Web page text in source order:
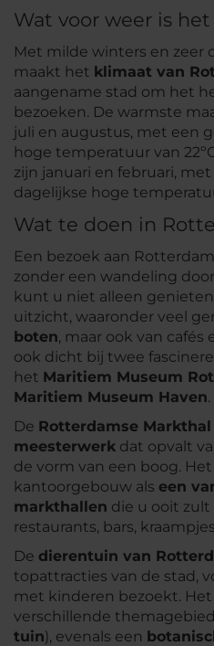
Wat voor weer is
Met milde winters en zeer
maakt het klimaat van
aangename stad om het
bezoeken. De warmste
juli en augustus, met een
hoge temperatuur van
zijn januari en februari,
dagelijkse hoge
Wat te doen in
Een bezoek aan
zonder een wandeling
kunt u niet alleen
uitzicht, waaronder veel
boten, maar ook van cafés
ook dicht bij twee
het Maritiem Museum
Maritiem Museum Haven.
De Rotterdamse Markthal
meesterwerk dat opvalt
de vorm van een boog. Het
kantoorgebouw als een
markthallen die u ooit zult
restaurants, bars,
De dierentuin van
topattracties van de stad,
met kinderen bezoekt.
verschillende
tuin), evenals een